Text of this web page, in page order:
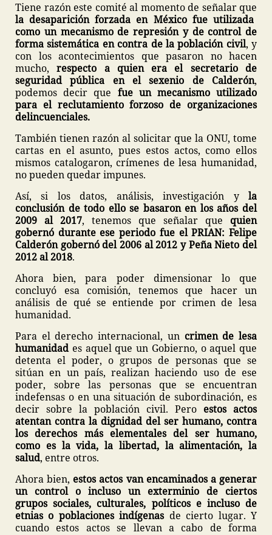
Tiene razón este comité al momento de señalar que
la desaparición forzada en México fue utilizada
como un mecanismo de represión y de control de
forma sistemática en contra de la población civil, y
con los acontecimientos que pasaron no hacen
mucho,respecto a quien era el secretario de
seguridad pública en el sexenio de Calderón,
podemos decir que fue un mecanismo utilizado
para el reclutamiento forzoso de organizaciones
delincuenciales.
También tienen razón al solicitar que la ONU, tome
cartas en el asunto, pues estos actos, como ellos
mismos catalogaron, crímenes de lesa humanidad,
no pueden quedar impunes.
Así, si los datos, análisis, investigación yla
conclusión de todo ello se basaron en los años del
2009 al 2017, tenemos que señalar que quien
gobernó durante ese periodo fue el PRIAN: Felipe
Calderón gobernó del 2006 al 2012 y Peña Nieto del
2012 al 2018.
Ahora bien, para poder dimensionar lo que
concluyó esa comisión, tenemos que hacer un
análisis de qué se entiende por crimen de lesa
humanidad.
Para el derecho internacional, un crimen de lesa
humanidades aquel que un Gobierno, o aquel que
detenta el poder, o grupos de personas que se
sitúan en un país, realizan haciendo uso de ese
poder, sobre las personas que se encuentran
indefensas o en una situación de subordinación, es
decir sobre la población civil. Pero estos actos
atentan contra la dignidad del ser humano, contra
los derechos más elementales del ser humano,
como es la vida, la libertad, la alimentación, la
salud, entre otros.
Ahora bien, estos actos van encaminados a generar
un control o incluso un exterminio de ciertos
grupos sociales, culturales, políticos e incluso de
etnias o poblaciones indígenasde cierto lugar. Y
cuando estos actos se llevan a cabo de forma